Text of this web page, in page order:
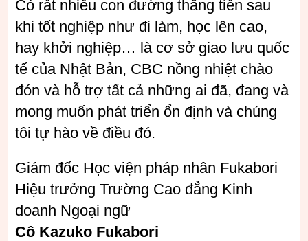
Có rất nhiều con đường thăng tiến sau
khi tốt nghiệp như đi làm, học lên cao,
hay khởi nghiệp… là cơ sở giao lưu quốc
tế của Nhật Bản, CBC nồng nhiệt chào
đón và hỗ trợ tất cả những ai đã, đang và
mong muốn phát triển ổn định và chúng
tôi tự hào về điều đó.
Giám đốc Học viện pháp nhân Fukabori
Hiệu trưởng Trường Cao đẳng Kinh
doanh Ngoại ngữ
Cô Kazuko Fukabori